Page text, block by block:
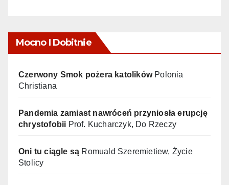
Mocno I Dobitnie
Czerwony Smok pożera katolikówPolonia
Christiana
Pandemia zamiast nawróceń przyniosła erupcję
chrystofobii Prof. Kucharczyk, Do Rzeczy
Oni tu ciągle są Romuald Szeremietiew, Życie
Stolicy